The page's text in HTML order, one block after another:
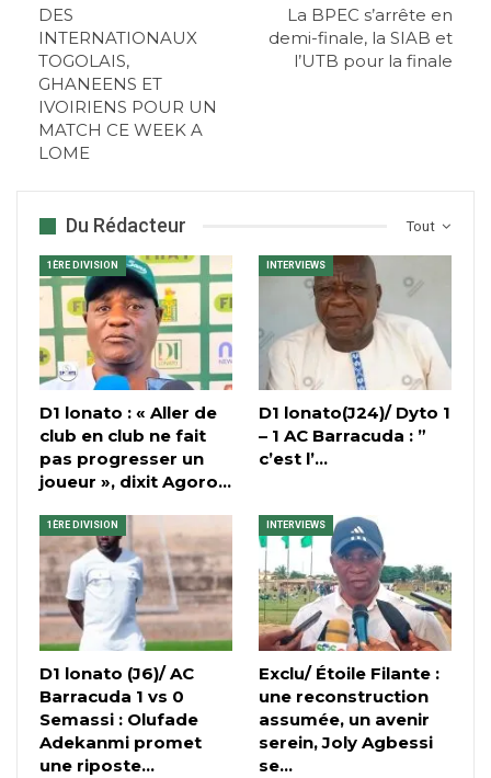
DES
INTERNATIONAUX
TOGOLAIS,
GHANEENS ET
IVOIRIENS POUR UN
MATCH CE WEEK A
LOME
La BPEC s’arrête en
demi-finale, la SIAB et
l’UTB pour la finale
Tout
Du Rédacteur
1ÈRE DIVISION
D1 lonato : « Aller de
club en club ne fait
pas progresser un
joueur », dixit Agoro…
INTERVIEWS
D1 lonato(J24)/ Dyto 1
– 1 AC Barracuda : ”
c’est l’…
1ÈRE DIVISION
D1 lonato (J6)/ AC
Barracuda 1 vs 0
Semassi : Olufade
Adekanmi promet
une riposte…
INTERVIEWS
Exclu/ Étoile Filante :
une reconstruction
assumée, un avenir
serein, Joly Agbessi
se…